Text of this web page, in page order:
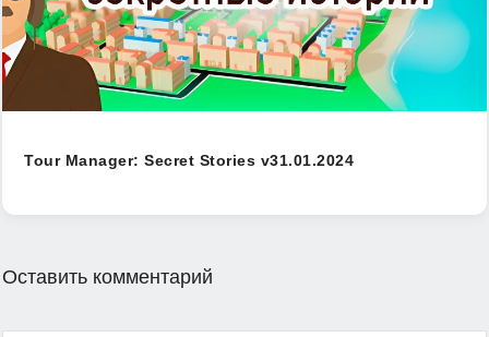
Tour Manager: Secret Stories v31.01.2024
Оставить комментарий